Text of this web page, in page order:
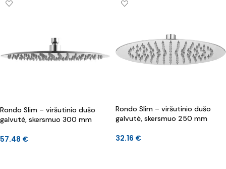
Rondo Slim – viršutinio dušo
galvutė, skersmuo 300 mm
57.48 €
Rondo Slim – viršutinio dušo
galvutė, skersmuo 250 mm
32.16 €